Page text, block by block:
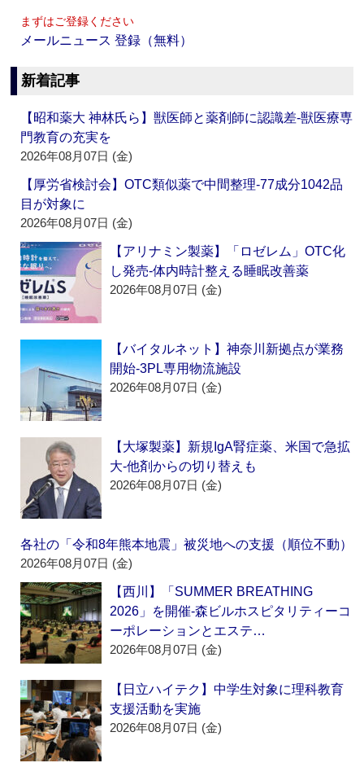
まずはご登録ください
メールニュース 登録（無料）
新着記事
【昭和薬大 神林氏ら】獣医師と薬剤師に認識差‐獣医療専
門教育の充実を
2026年08月07日 (金)
【厚労省検討会】OTC類似薬で中間整理‐77成分1042品
目が対象に
2026年08月07日 (金)
【アリナミン製薬】「ロゼレム」OTC化
し発売‐体内時計整える睡眠改善薬
2026年08月07日 (金)
【バイタルネット】神奈川新拠点が業務
開始‐3PL専用物流施設
2026年08月07日 (金)
【大塚製薬】新規IgA腎症薬、米国で急拡
大‐他剤からの切り替えも
2026年08月07日 (金)
各社の「令和8年熊本地震」被災地への支援（順位不動）
2026年08月07日 (金)
【西川】「SUMMER BREATHING
2026」を開催‐森ビルホスピタリティーコ
ーポレーションとエステ…
2026年08月07日 (金)
【日立ハイテク】中学生対象に理科教育
支援活動を実施
2026年08月07日 (金)